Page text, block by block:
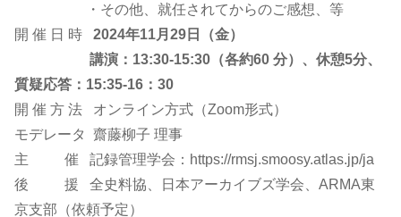
・その他、就任されてからのご感想、等
開 催 日 時 2024年11月29日（金）
講演：13:30-15:30（各約60 分）、休憩5分、
質疑応答：15:35-16：30
開 催 方 法 オンライン方式（Zoom形式）
モデレータ 齋藤柳子 理事
主 催 記録管理学会：https://rmsj.smoosy.atlas.jp/ja
後 援 全史料協、日本アーカイブズ学会、ARMA東
京支部（依頼予定）